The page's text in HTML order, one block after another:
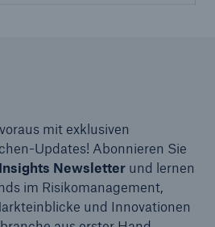
mit exklusiven
Updates! Abonnieren Sie
Newsletterund lernen
im Risikomanagement,
und Innovationen